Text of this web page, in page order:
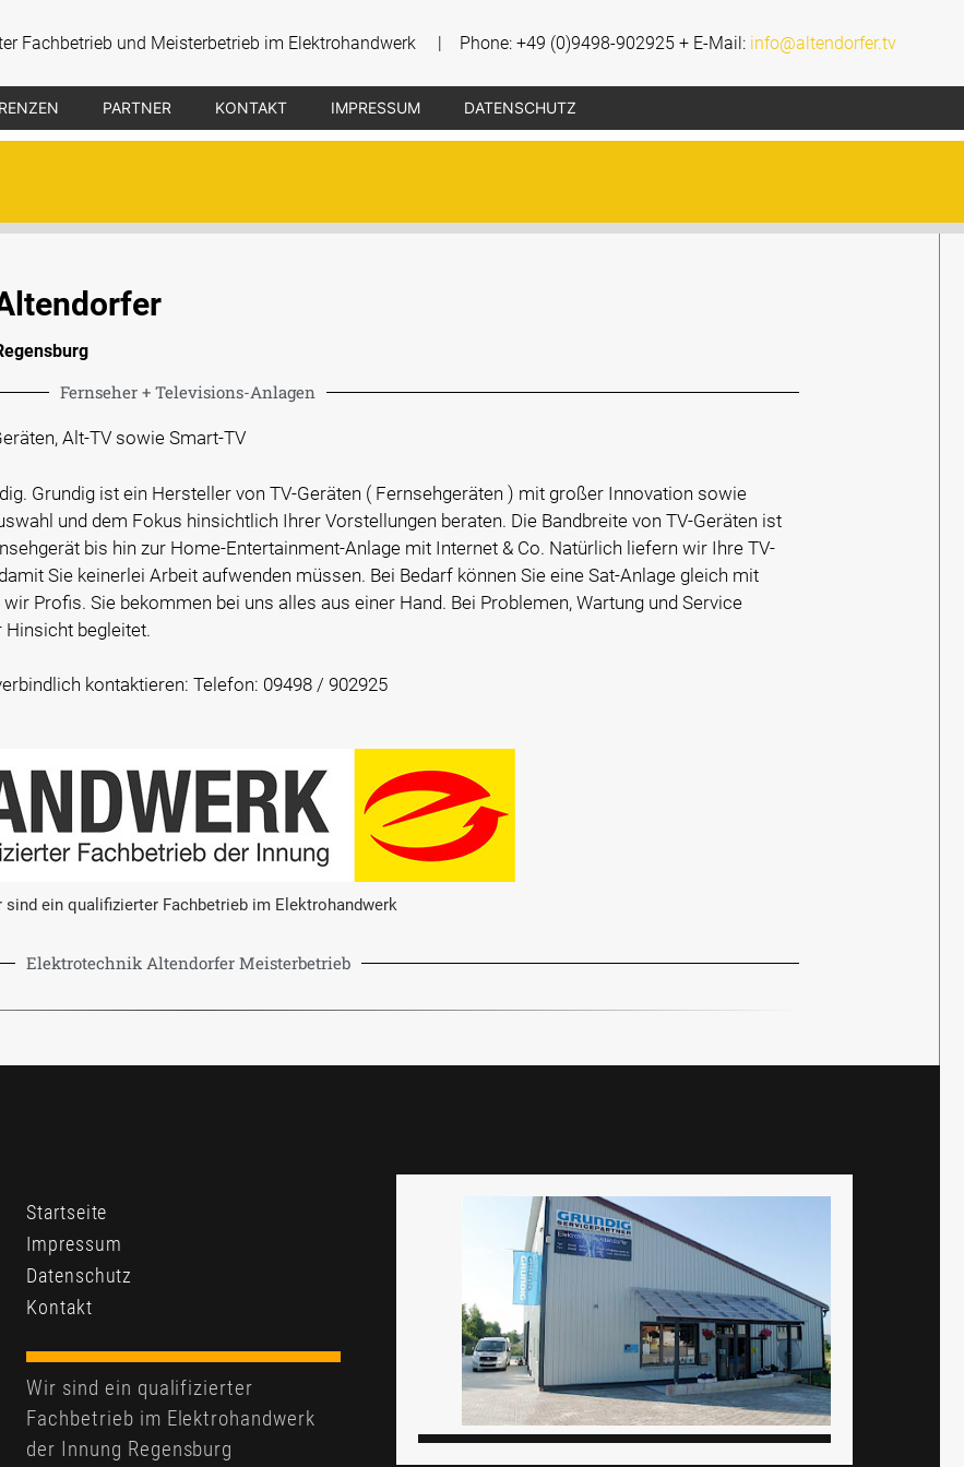
Fachbetrieb und Meisterbetrieb im Elektrohandwerk | Phone: +49 (0)9498-902925 + E-Mail: info@altendorfer.tv
PARTNER KONTAKT IMPRESSUM DATENSCHUTZ
Fernseher + Televisions-Anlagen
Alt-TV sowie Smart-TV
Grundig ist ein Hersteller von TV-Geräten ( Fernsehgeräten ) mit großer Innovation sowie
und dem Fokus hinsichtlich Ihrer Vorstellungen beraten. Die Bandbreite von TV-Geräten ist
bis hin zur Home-Entertainment-Anlage mit Internet & Co. Natürlich liefern wir Ihre TV-
Sie keinerlei Arbeit aufwenden müssen. Bei Bedarf können Sie eine Sat-Anlage gleich mit
Profis. Sie bekommen bei uns alles aus einer Hand. Bei Problemen, Wartung und Service
Hinsicht begleitet.
kontaktieren: Telefon: 09498 / 902925
sind ein qualifizierter Fachbetrieb im Elektrohandwerk
Elektrotechnik Altendorfer Meisterbetrieb
Startseite
Impressum
Datenschutz
Kontakt
Wir sind ein qualifizierter
Fachbetrieb im Elektrohandwerk
der Innung Regensburg